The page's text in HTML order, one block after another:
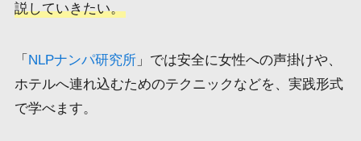
説していきたい。
「 NLPナンパ研究所」では安全に女性への声掛けや、
ホテルへ連れ込むためのテクニックなどを、実践形式
で学べます。